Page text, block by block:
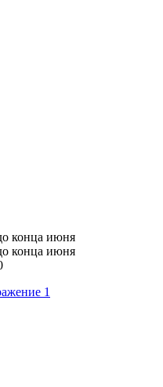
конца июня
конца июня